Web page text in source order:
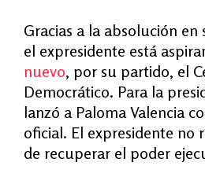
Gracias a la absolución en
el expresidente está
nuevo, por su partido, el
Democrático. Para la
lanzó a Paloma Valencia
oficial. El expresidente no
de recuperar el poder